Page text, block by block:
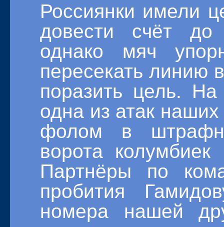
Россиянки имели
довести счёт
однако мяч
пересекать линию
поразить цель.
одна из атак
фолом в
ворота колумбиек
Партнёры по
пробития
номера нашей